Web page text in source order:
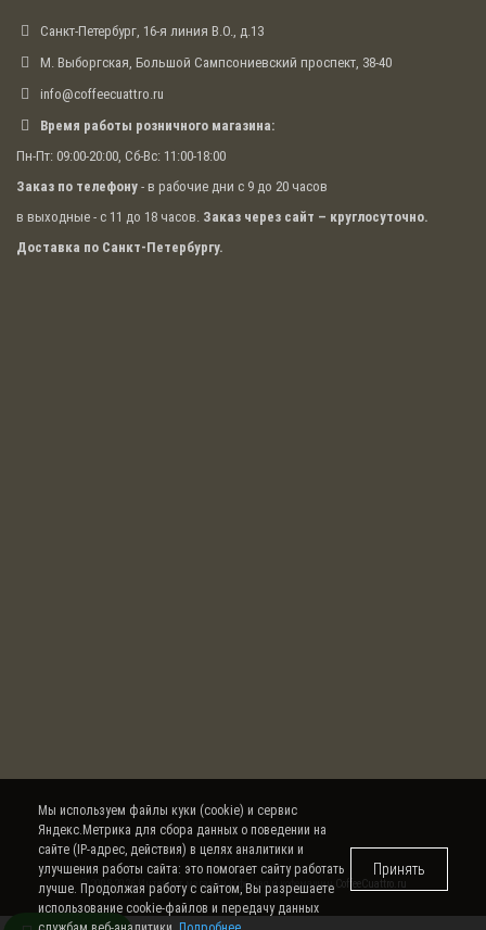
Санкт-Петербург, 16-я линия В.О., д.13
М. Выборгская, Большой Сампсониевский проспект, 38-40
info@coffeecuattro.ru
Время работы розничного магазина:
Пн-Пт: 09:00-20:00, Сб-Вс: 11:00-18:00
Заказ по телефону - в рабочие дни с 9 до 20 часов
в выходные - с 11 до 18 часов. Заказ через сайт – круглосуточно.
Доставка по Санкт-Петербургу.
© 2008-2026 Интернет магазин кофе, чая и кофемашин CoffeeCuattro.ru
Мы используем файлы куки (cookie) и сервис
Яндекс.Метрика для сбора данных о поведении на
сайте (IP-адрес, действия) в целях аналитики и
улучшения работы сайта: это помогает сайту работать
лучше. Продолжая работу с сайтом, Вы разрешаете
использование cookie-файлов и передачу данных
Принять